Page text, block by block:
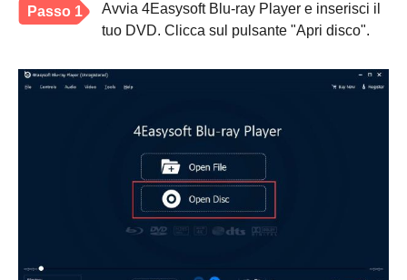
Passo 1
Avvia 4Easysoft Blu-ray Player e inserisci il
tuo DVD. Clicca sul pulsante "Apri disco".